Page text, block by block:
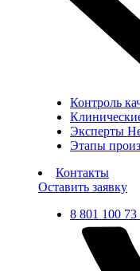
Контроль
Эксперты
Этапы
Контакты
Оставить заявку
8 801 100 73